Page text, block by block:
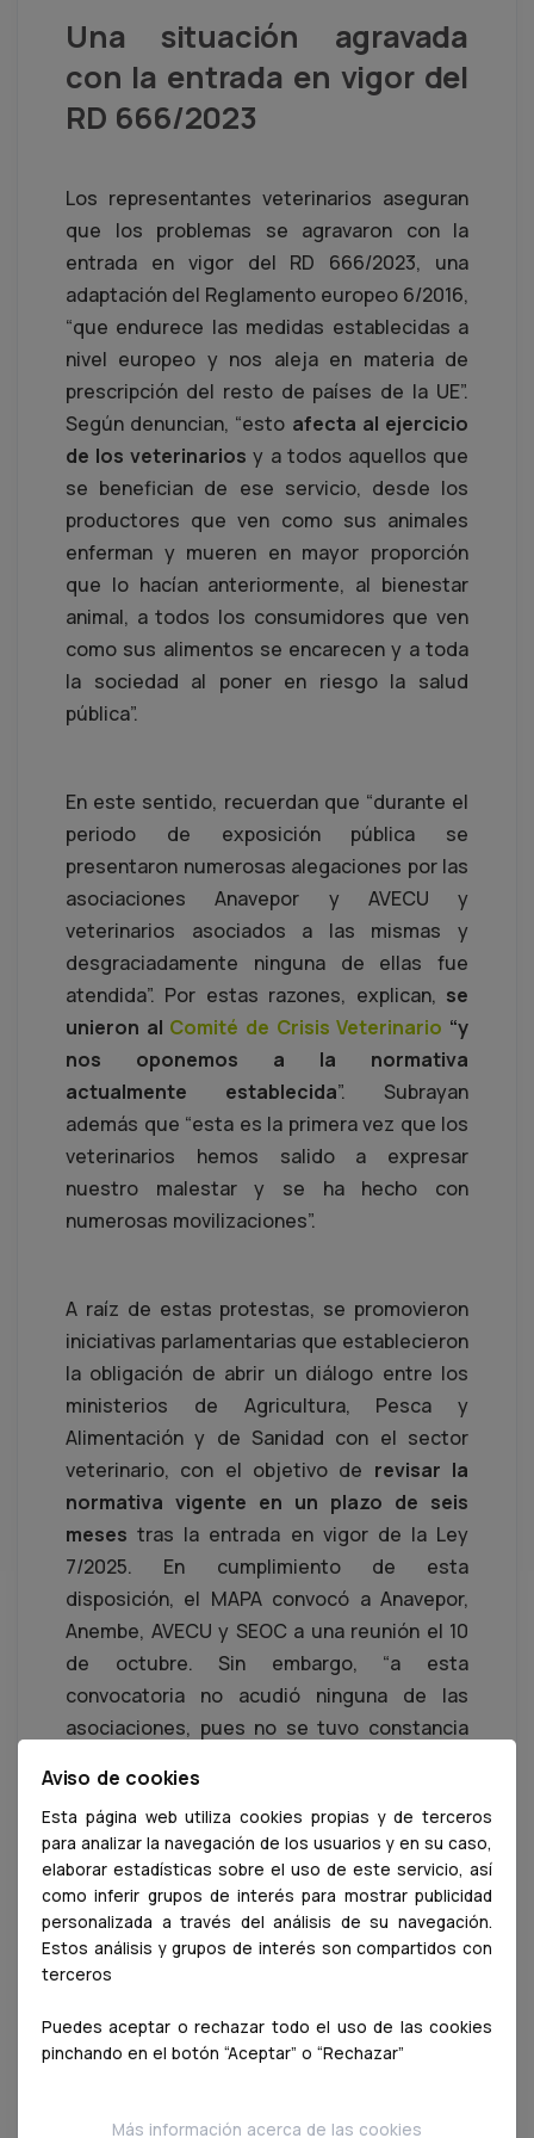
Una situación agravada
con la entrada en vigor del
RD 666/2023
Los representantes veterinarios aseguran
que los problemas se agravaron con la
entrada en vigor del RD 666/2023, una
adaptación del Reglamento europeo 6/2016,
“que endurece las medidas establecidas a
nivel europeo y nos aleja en materia de
prescripción del resto de países de la UE”.
Según denuncian, “esto afecta al ejercicio
de los veterinariosy a todos aquellos que
se benefician de ese servicio, desde los
productores que ven como sus animales
enferman y mueren en mayor proporción
que lo hacían anteriormente, al bienestar
animal, a todos los consumidores que ven
como sus alimentos se encarecen y a toda
la sociedad al poner en riesgo la salud
pública”.
En este sentido, recuerdan que “durante el
periodo de exposición pública se
presentaron numerosas alegaciones por las
asociaciones Anavepor y AVECU y
veterinarios asociados a las mismas y
desgraciadamente ninguna de ellas fue
atendida”. Por estas razones, explican, se
unieron al Comité de Crisis Veterinario “y
nos oponemos a la normativa
actualmente establecida”. Subrayan
además que “esta es la primera vez que los
veterinarios hemos salido a expresar
nuestro malestar y se ha hecho con
numerosas movilizaciones”.
A raíz de estas protestas, se promovieron
iniciativas parlamentarias que establecieron
la obligación de abrir un diálogo entre los
ministerios de Agricultura, Pesca y
Alimentación y de Sanidad con el sector
veterinario, con el objetivo de revisar la
normativa vigente en un plazo de seis
mesestras la entrada en vigor de la Ley
7/2025. En cumplimiento de esta
disposición, el MAPA convocó a Anavepor,
Anembe, AVECU y SEOC a una reunión el 10
de octubre. Sin embargo, “a esta
convocatoria no acudió ninguna de las
asociaciones, pues no se tuvo constancia
Esta circunstancia la comunicaron al
ministerio el 15 de octubre, junto con la
petición de incluir en las conversaciones a
la Asociación Española de Ciencia Avícola
(AECA-WPSA) y a la Federación Española de
Acuicultura (FEADSA)–Asociación
Aviso de cookies
Esta página web utiliza cookies propias y de terceros
para analizar la navegación de los usuarios y en su caso,
elaborar estadísticas sobre el uso de este servicio, así
como inferir grupos de interés para mostrar publicidad
personalizada a través del análisis de su navegación.
Estos análisis y grupos de interés son compartidos con
terceros
Puedes aceptar o rechazar todo el uso de las cookies
pinchando en el botón “Aceptar” o “Rechazar”
Más información acerca de las cookies